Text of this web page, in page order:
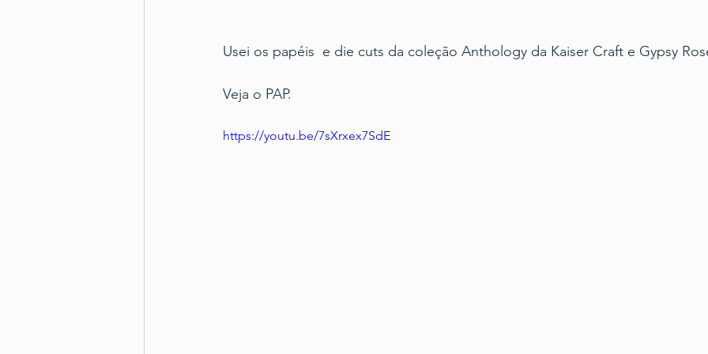
Usei os papéis  e die cuts da coleção Anthology da Kaiser Craft e Gypsy
Veja o PAP.
https://youtu.be/7sXrxex7SdE